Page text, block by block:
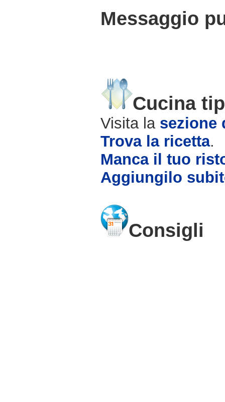
Messaggio
Cucina
Visita la sezione
Trova la ricetta.
Manca il tuo
Aggiungilo
Consigli